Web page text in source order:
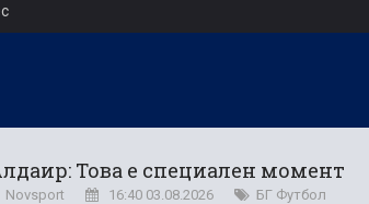
срещу Септември
решения работят
Това е специален момент
Novsport 16:40 03.08.2026 БГ Футбол